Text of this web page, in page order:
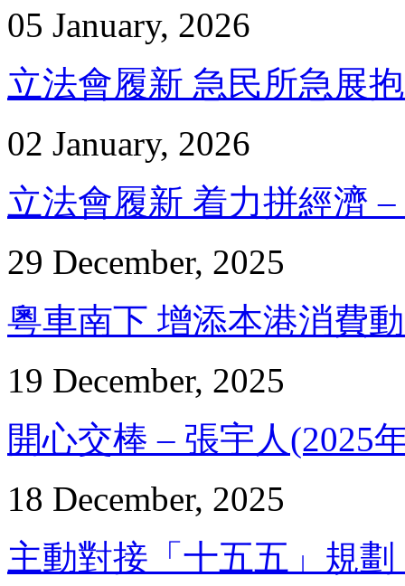
05 January, 2026
立法會履新 急民所急展
02 January, 2026
立法會履新 着力拼經濟
29 December, 2025
粵車南下 增添本港消費
19 December, 2025
開心交棒 – 張宇人(2025
18 December, 2025
主動對接「十五五」規